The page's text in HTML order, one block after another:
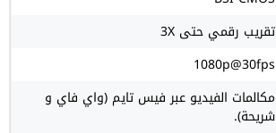
تقريب رقمي حتى 3X
1080p@30fps
مكالمات الفيديو عبر فيس تايم (واي فاي و
شريحة).